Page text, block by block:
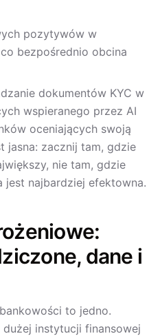
pozytywów w
bezpośrednio obcina
dokumentów KYC w
wspieranego przez AI
oceniających swoją
jasna: zacznij tam, gdzie
nie tam, gdzie
jest najbardziej efektowna.
dane i
to jedno.
instytucji finansowej